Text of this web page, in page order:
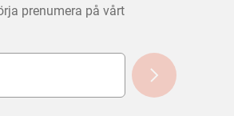
prenumera på vårt